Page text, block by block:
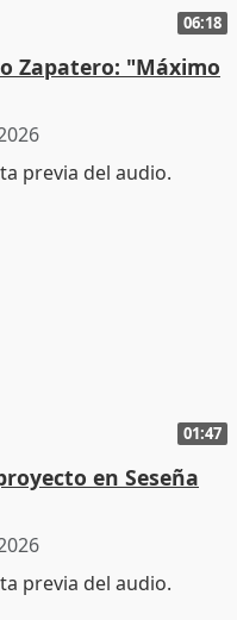
06:18
Zapatero: "Máximo
01:47
en Seseña